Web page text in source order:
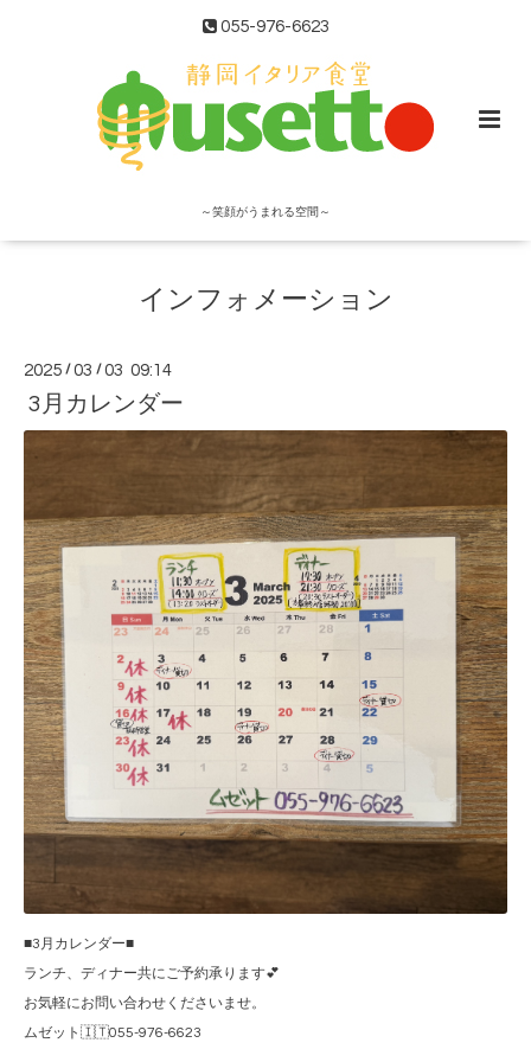
055-976-6623
～笑顔がうまれる空間～
インフォメーション
2025 /03 /03 09:14
3月カレンダー
■3月カレンダー■
ランチ、ディナー共にご予約承ります💕
お気軽にお問い合わせくださいませ。
ムゼット🇮🇹055-976-6623